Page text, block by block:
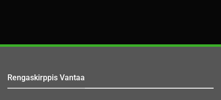
Rengaskirppis Vantaa